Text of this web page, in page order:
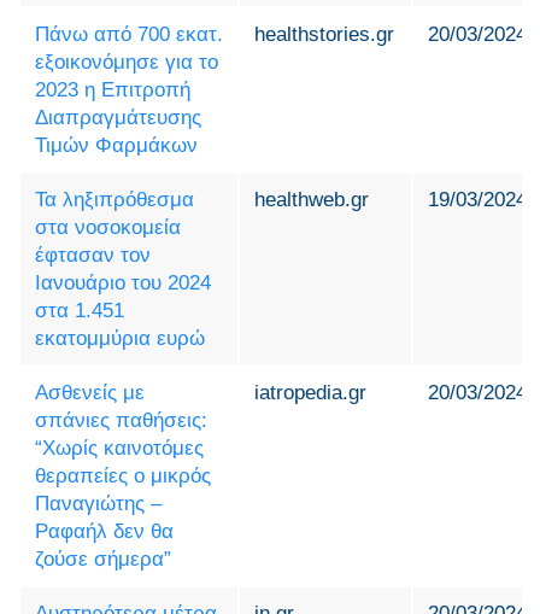
Πάνω από 700 εκατ.
εξοικονόμησε για το
2023 η Επιτροπή
Διαπραγμάτευσης
Τιμών Φαρμάκων
healthstories.gr 20/03/2024
Τα ληξιπρόθεσμα
στα νοσοκομεία
έφτασαν τον
Ιανουάριο του 2024
στα 1.451
εκατομμύρια ευρώ
healthweb.gr 19/03/2024
Ασθενείς με
σπάνιες παθήσεις:
“Χωρίς καινοτόμες
θεραπείες ο μικρός
Παναγιώτης –
Ραφαήλ δεν θα
ζούσε σήμερα”
iatropedia.gr 20/03/2024